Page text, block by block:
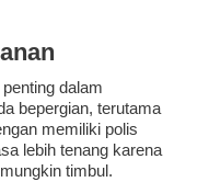
dalam
bepergian, terutama
memiliki polis
lebih tenang karena
timbul.